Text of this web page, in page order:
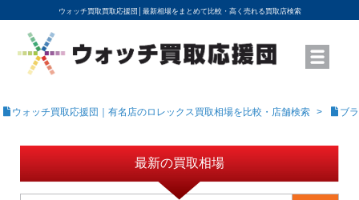
ウォッチ買取買取応援団│ 最新相場をまとめて比較・高く売れる買取店検索
YouTubeで動画を公開中
ROLEXモデル名から買取相場を調べる
高級時計ブランド名から買取相場を調べる
地域から買取店を探す
店舗名から買取店を探す
ブランド時計を高く売る方法
買取査定を依頼する
ウォッチ買取応援団｜有名店のロレックス買取相場を比較・店舗検索 ブ
最新の買取相場